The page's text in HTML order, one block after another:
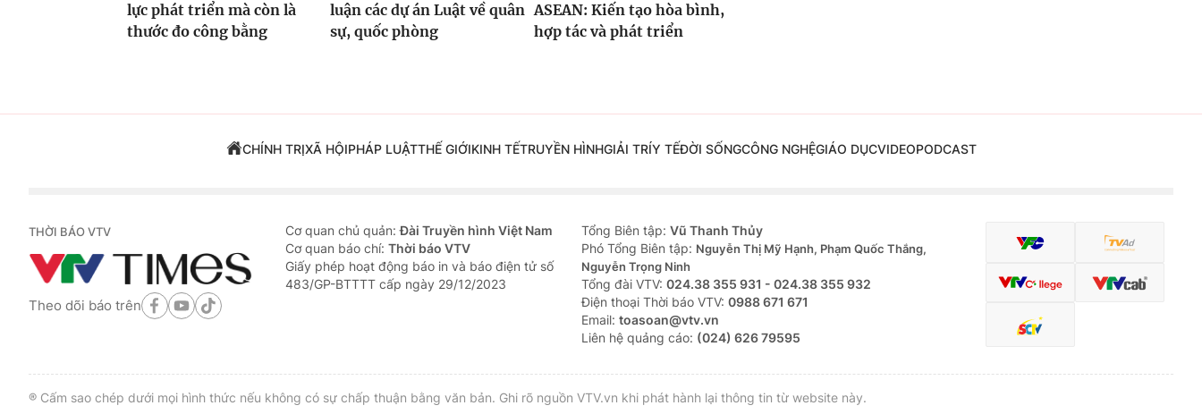
lực phát triển mà còn là
thước đo công bằng
luận các dự án Luật về quân
sự, quốc phòng
ASEAN: Kiến tạo hòa bình,
hợp tác và phát triển
CHÍNH TRỊXÃ HỘIPHÁP LUẬTTHẾ GIỚIKINH TẾTRUYỀN HÌNHGIẢI TRÍY TẾĐỜI SỐNGCÔNG NGHỆGIÁO DỤCVIDEOPODCAST
THỜI BÁO VTV
Theo dõi báo trên
Cơ quan chủ quản:Đài Truyền hình Việt Nam
Cơ quan báo chí: Thời báo VTV
Giấy phép hoạt động báo in và báo điện tử số
483/GP-BTTTT cấp ngày 29/12/2023
Tổng Biên tập: Vũ Thanh Thủy
Phó Tổng Biên tập: Nguyễn Thị Mỹ Hạnh, Phạm Quốc Thắng,
Nguyễn Trọng Ninh
Tổng đài VTV: 024.38 355 931 - 024.38 355 932
Ðiện thoại Thời báo VTV: 0988 671 671
Email: toasoan@vtv.vn
Liên hệ quảng cáo: (024) 626 79595
® Cấm sao chép dưới mọi hình thức nếu không có sự chấp thuận bằng văn bản. Ghi rõ nguồn VTV.vn khi phát hành lại thông tin từ website này.